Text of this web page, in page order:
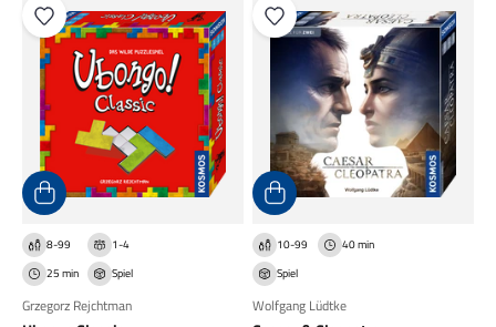
8-99
1-4
25 min
Spiel
Grzegorz Rejchtman
10-99
40 min
Spiel
Wolfgang Lüdtke